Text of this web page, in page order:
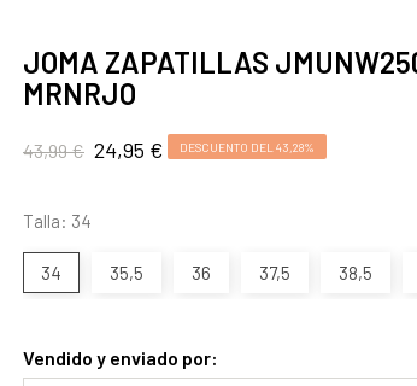
JOMA ZAPATILLAS
MRNRJO
43,99 € 24,95 € DESCUENTO DEL 43,28%
Talla: 34
34 35,5 36 37,5 38,5
Vendido y enviado por: